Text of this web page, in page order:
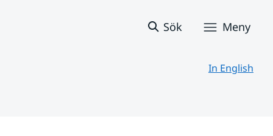
Sök Meny
In English